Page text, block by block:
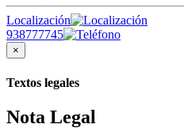
Localización
938777745
×
Textos legales
Nota Legal